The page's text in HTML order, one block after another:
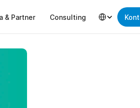
& Partner Consulting
Select Language